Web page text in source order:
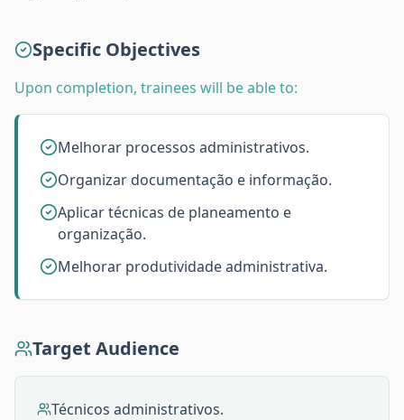
Specific Objectives
Upon completion, trainees will be able to:
Melhorar processos administrativos.
Organizar documentação e informação.
Aplicar técnicas de planeamento e
organização.
Melhorar produtividade administrativa.
Target Audience
Técnicos administrativos.